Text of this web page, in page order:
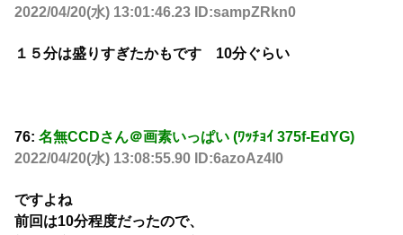
2022/04/20(水) 13:01:46.23 ID:sampZRkn0
１５分は盛りすぎたかもです 10分ぐらい
76: 名無CCDさん＠画素いっぱい (ﾜｯﾁｮｲ 375f-EdYG)
2022/04/20(水) 13:08:55.90 ID:6azoAz4l0
ですよね
前回は10分程度だったので、